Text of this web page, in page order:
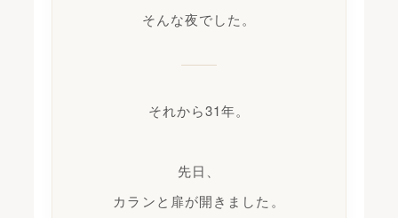
そんな夜でした。
それから31年。
先日、
カランと扉が開きました。